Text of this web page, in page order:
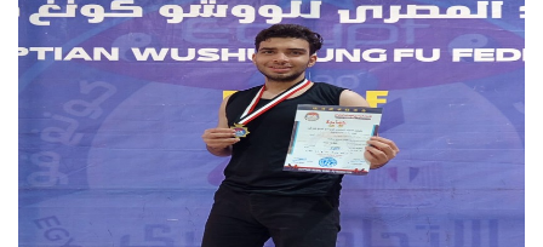
الأنظمة الذكية
تواصل معنا
الطلاب